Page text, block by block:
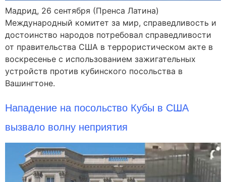
Мадрид, 26 сентября (Пренса Латина)
Международный комитет за мир, справедливость и
достоинство народов потребовал справедливости
от правительства США в террористическом акте в
воскресенье с использованием зажигательных
устройств против кубинского посольства в
Вашингтоне.
Нападение на посольство Кубы в США
вызвало волну неприятия